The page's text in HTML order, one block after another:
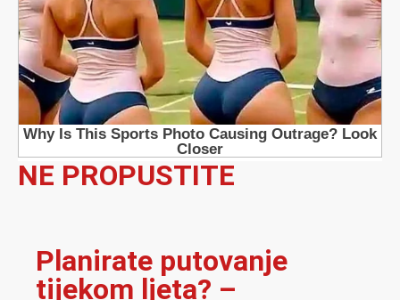
NE PROPUSTITE
Planirate putovanje
tijekom ljeta? –